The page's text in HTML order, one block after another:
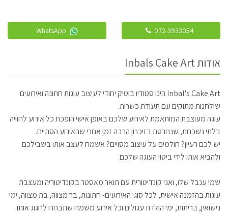
072-3933054
אודות Inbals Cake Art
Inbal's Cake Art הינו סטודיו בוטיק יחודי לעיצוב עוגות חתונה ואירועים
שולחנות מתוקים עם תעודת כשרות.
עוגה מעוצבת המותאמת לאירוע שלכם באופן אישי הופכת כל אירוע לחוויה
בלתי נשכחת, שנחרטת בזיכרון הרבה זמן אחרי שהאירוע הסתיים.
יש לכם רעיון? חולמים על עיצוב מסויים? אשמח לעצב אותו בשבילכם
ולהביא אותו לידי ביטוי העוגה שלכם.
שמי ענבל שלו, ואני קונדיטורית עם תואר מאסטר בקונדיטוריה ומעצבת
עוגות בהזמנה אישית, לכל סוגי האירועים- חתונות, בר מצווה, בת מצווה, ימי
נישואין, בריתות, ימי הולדת עגולים וכל אירוע משמח שתבחרו לחגוג אותו.